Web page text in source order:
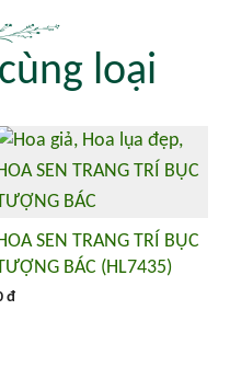
loại
SEN TRANG TRÍ BỤC
BÁC (HL7435)
đ